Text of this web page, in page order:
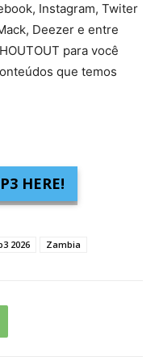
Instagram, Twiter
Deezer e entre
para você
que temos
HERE!
2026 Zambia